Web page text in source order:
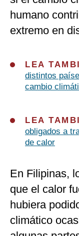
humano
extremo en
LEA
distintos
cambio
LEA
obligados a
de calor
En Filipinas,
que el calor
hubiera
climático